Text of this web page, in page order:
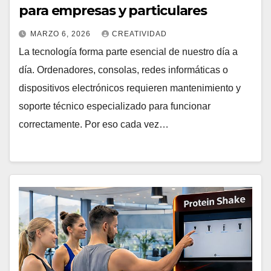
para empresas y particulares
MARZO 6, 2026 CREATIVIDAD
La tecnología forma parte esencial de nuestro día a
día. Ordenadores, consolas, redes informáticas o
dispositivos electrónicos requieren mantenimiento y
soporte técnico especializado para funcionar
correctamente. Por eso cada vez…